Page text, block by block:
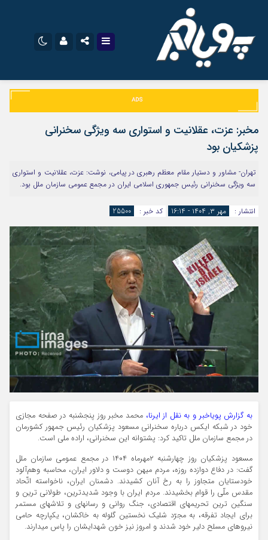
اینستاگرام
تلگرام
سروش
ایتا
آپارات
اپلیکیشن
نام کاربری یا نشانی ایمیل
رمز عبور
مرا به خاطر بسپار
مخبر: عزت، عقلانیت و استواری سه ویژگی سخنرانی
پزشکیان بود
تهران- مشاور و دستیار مقام معظم رهبری در پیامی، نوشت: عزت، عقلانیت و استواری
سه ویژگی سخنرانی رئیس جمهوری اسلامی ایران در مجمع عمومی سازمان ملل بود.
انتشار : مهر ۳, ۱۴۰۴ - 16:14 کد خبر : 25500
به گزارش پویاخبر و به نقل از ایرنا، محمد مخبر روز پنجشنبه در صفحه مجازی
خود در شبکه ایکس درباره سخنرانی مسعود پزشکیان رئیس جمهور کشورمان
در مجمع سازمان ملل تاکید کرد: پشتوانه این سخنرانی، اراده ملی است.
مسعود پزشکیان روز چهارشنبه ۲مهرماه ۱۴۰۴ در مجمع عمومی سازمان ملل
گفت: در دفاع دوازده روزه، مردم میهن دوست و دلاور ایران، محاسبه وهم‌آلود
خودستایان متجاوز را به رخ آنان کشیدند. دشمنان ایران، ناخواسته اتّحاد
مقدس ملّی را قوام بخشیدند. مردم ایران با وجود شدیدترین، طولانی ترین و
سنگین ترین تحریمهای اقتصادی، جنگ روانی و رسانهای و تلاشهای مستمر
برای ایجاد تفرقه، به مجرّد شلیک نخستین گلوله به خاکشان، یکپارچه حامی
نیروهای مسلح دلیر خود شدند و امروز نیز خون شهدایشان را پاس میدارند.